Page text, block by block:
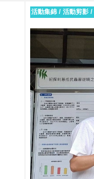
活動集錦/ 活動剪影/